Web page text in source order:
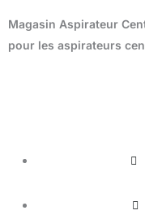
Magasin Aspirateur
pour les aspirateurs